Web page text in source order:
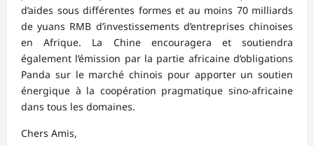
d’aides sous différentes formes et au moins 70 milliards
de yuans RMB d’investissements d’entreprises chinoises
en Afrique. La Chine encouragera et soutiendra
également l’émission par la partie africaine d’obligations
Panda sur le marché chinois pour apporter un soutien
énergique à la coopération pragmatique sino-africaine
dans tous les domaines.
Chers Amis,